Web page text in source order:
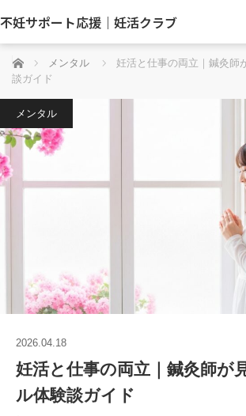
不妊サポート応援｜妊活クラブ
ホーム メンタル
妊活と仕事の両立｜鍼灸師
談ガイド
メンタル
2026.04.18
妊活と仕事の両立｜鍼灸師が
ル体験談ガイド